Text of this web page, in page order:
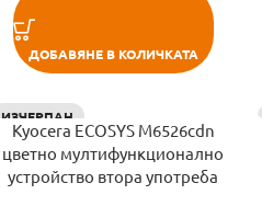
ДОБАВЯНЕ В КОЛИЧКАТА
ИЗЧЕРПАН
Kyocera ECOSYS M6526cdn
цветно мултифункционално
устройство втора употреба